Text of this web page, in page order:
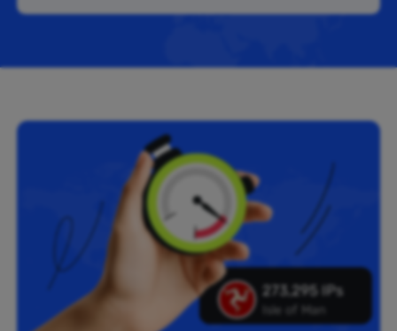
273,295 IPs
Isle of Man